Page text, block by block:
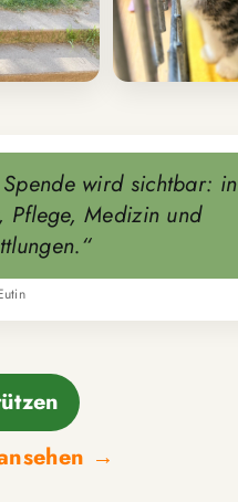
Spende wird sichtbar: in
Pflege, Medizin und
→